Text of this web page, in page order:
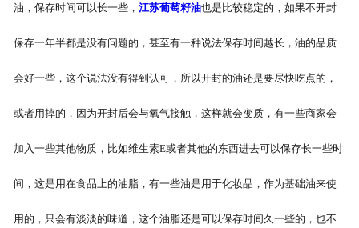
油，保存时间可以长一些， 江苏葡萄籽油也是比较稳定的，如果不开封
保存一年半都是没有问题的，甚至有一种说法保存时间越长，油的品质
会好一些，这个说法没有得到认可，所以开封的油还是要尽快吃点的，
或者用掉的，因为开封后会与氧气接触，这样就会变质，有一些商家会
加入一些其他物质，比如维生素E或者其他的东西进去可以保存长一些时
间，这是用在食品上的油脂，有一些油是用于化妆品，作为基础油来使
用的，只会有淡淡的味道，这个油脂还是可以保存时间久一些的，也不